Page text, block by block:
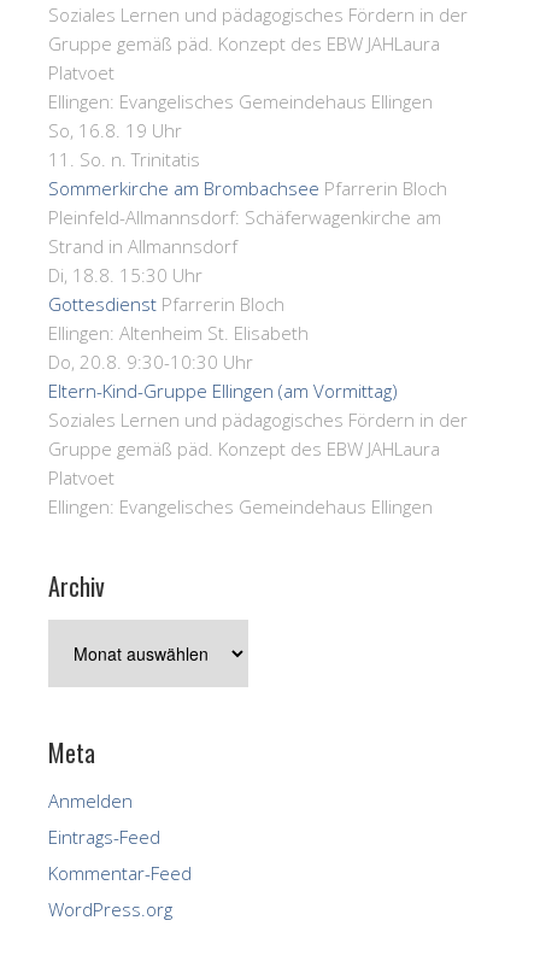
Soziales Lernen und pädagogisches Fördern in der
Gruppe gemäß päd. Konzept des EBW JAHLaura
Platvoet
Ellingen: Evangelisches Gemeindehaus Ellingen
So, 16.8. 19 Uhr
11. So. n. Trinitatis
Sommerkirche am Brombachsee Pfarrerin Bloch
Pleinfeld-Allmannsdorf: Schäferwagenkirche am
Strand in Allmannsdorf
Di, 18.8. 15:30 Uhr
Gottesdienst Pfarrerin Bloch
Ellingen: Altenheim St. Elisabeth
Do, 20.8. 9:30-10:30 Uhr
Eltern-Kind-Gruppe Ellingen (am Vormittag)
Soziales Lernen und pädagogisches Fördern in der
Gruppe gemäß päd. Konzept des EBW JAHLaura
Platvoet
Ellingen: Evangelisches Gemeindehaus Ellingen
Archiv
Meta
Anmelden
Eintrags-Feed
Kommentar-Feed
WordPress.org